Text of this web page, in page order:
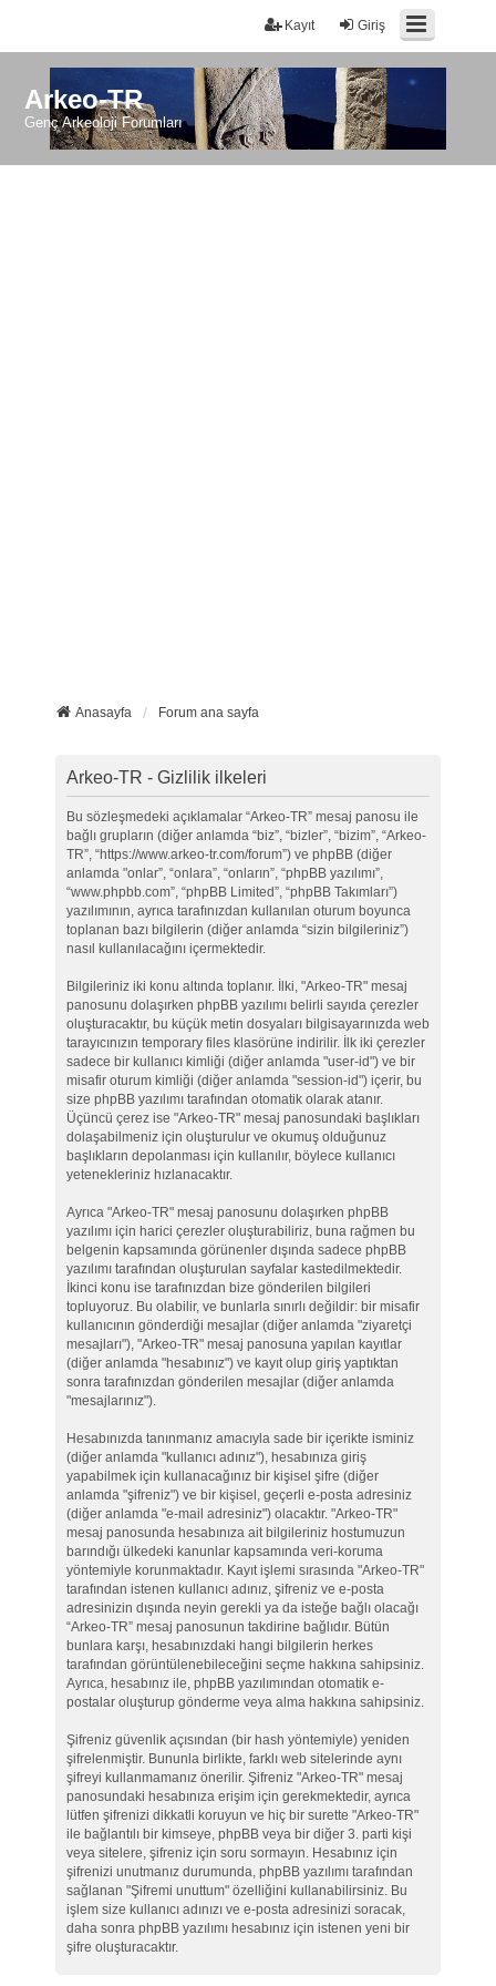
Giriş
Kayıt
Arkeo-TR
Genç Arkeoloji Forumları
Anasayfa Forum ana sayfa
Arkeo-TR - Gizlilik ilkeleri
Bu sözleşmedeki açıklamalar “Arkeo-TR” mesaj panosu ile
bağlı grupların (diğer anlamda “biz”, “bizler”, “bizim”, “Arkeo-
TR”, “https://www.arkeo-tr.com/forum”) ve phpBB (diğer
anlamda "onlar”, “onlara”, “onların”, “phpBB yazılımı”,
“www.phpbb.com”, “phpBB Limited”, “phpBB Takımları”)
yazılımının, ayrıca tarafınızdan kullanılan oturum boyunca
toplanan bazı bilgilerin (diğer anlamda “sizin bilgileriniz”)
nasıl kullanılacağını içermektedir.
Bilgileriniz iki konu altında toplanır. İlki, "Arkeo-TR" mesaj
panosunu dolaşırken phpBB yazılımı belirli sayıda çerezler
oluşturacaktır, bu küçük metin dosyaları bilgisayarınızda web
tarayıcınızın temporary files klasörüne indirilir. İlk iki çerezler
sadece bir kullanıcı kimliği (diğer anlamda "user-id") ve bir
misafir oturum kimliği (diğer anlamda "session-id") içerir, bu
size phpBB yazılımı tarafından otomatik olarak atanır.
Üçüncü çerez ise "Arkeo-TR" mesaj panosundaki başlıkları
dolaşabilmeniz için oluşturulur ve okumuş olduğunuz
başlıkların depolanması için kullanılır, böylece kullanıcı
yetenekleriniz hızlanacaktır.
Ayrıca "Arkeo-TR" mesaj panosunu dolaşırken phpBB
yazılımı için harici çerezler oluşturabiliriz, buna rağmen bu
belgenin kapsamında görünenler dışında sadece phpBB
yazılımı tarafından oluşturulan sayfalar kastedilmektedir.
İkinci konu ise tarafınızdan bize gönderilen bilgileri
topluyoruz. Bu olabilir, ve bunlarla sınırlı değildir: bir misafir
kullanıcının gönderdiği mesajlar (diğer anlamda "ziyaretçi
mesajları"), "Arkeo-TR" mesaj panosuna yapılan kayıtlar
(diğer anlamda "hesabınız") ve kayıt olup giriş yaptıktan
sonra tarafınızdan gönderilen mesajlar (diğer anlamda
"mesajlarınız").
Hesabınızda tanınmanız amacıyla sade bir içerikte isminiz
(diğer anlamda "kullanıcı adınız"), hesabınıza giriş
yapabilmek için kullanacağınız bir kişisel şifre (diğer
anlamda "şifreniz") ve bir kişisel, geçerli e-posta adresiniz
(diğer anlamda "e-mail adresiniz") olacaktır. "Arkeo-TR"
mesaj panosunda hesabınıza ait bilgileriniz hostumuzun
barındığı ülkedeki kanunlar kapsamında veri-koruma
yöntemiyle korunmaktadır. Kayıt işlemi sırasında "Arkeo-TR"
tarafından istenen kullanıcı adınız, şifreniz ve e-posta
adresinizin dışında neyin gerekli ya da isteğe bağlı olacağı
“Arkeo-TR” mesaj panosunun takdirine bağlıdır. Bütün
bunlara karşı, hesabınızdaki hangi bilgilerin herkes
tarafından görüntülenebileceğini seçme hakkına sahipsiniz.
Ayrıca, hesabınız ile, phpBB yazılımından otomatik e-
postalar oluşturup gönderme veya alma hakkına sahipsiniz.
Şifreniz güvenlik açısından (bir hash yöntemiyle) yeniden
şifrelenmiştir. Bununla birlikte, farklı web sitelerinde aynı
şifreyi kullanmamanız önerilir. Şifreniz "Arkeo-TR" mesaj
panosundaki hesabınıza erişim için gerekmektedir, ayrıca
lütfen şifrenizi dikkatli koruyun ve hiç bir surette "Arkeo-TR"
ile bağlantılı bir kimseye, phpBB veya bir diğer 3. parti kişi
veya sitelere, şifreniz için soru sormayın. Hesabınız için
şifrenizi unutmanız durumunda, phpBB yazılımı tarafından
sağlanan "Şifremi unuttum" özelliğini kullanabilirsiniz. Bu
işlem size kullanıcı adınızı ve e-posta adresinizi soracak,
daha sonra phpBB yazılımı hesabınız için istenen yeni bir
şifre oluşturacaktır.